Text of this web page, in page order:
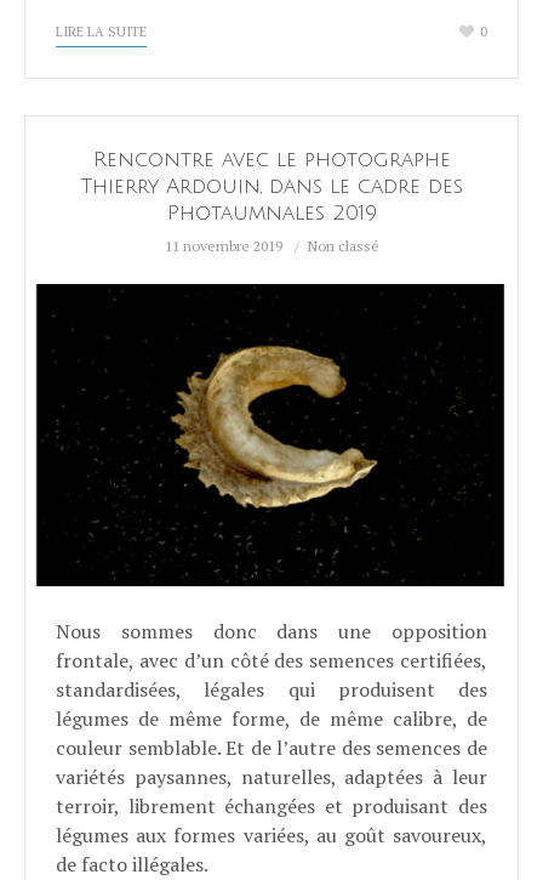
LIRE LA SUITE 0
Rencontre avec le photographe
Thierry Ardouin, dans le cadre des
Photaumnales 2019
11 novembre 2019 Non classé
Nous sommes donc dans une opposition
frontale, avec d’un côté des semences certifiées,
standardisées, légales qui produisent des
légumes de même forme, de même calibre, de
couleur semblable. Et de l’autre des semences de
variétés paysannes, naturelles, adaptées à leur
terroir, librement échangées et produisant des
légumes aux formes variées, au goût savoureux,
de facto illégales.